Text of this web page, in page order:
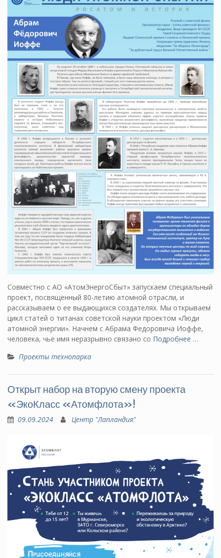
Совместно с АО «АтомЭнергоСбыт» запускаем специальный
проект, посвященный 80-летию атомной отрасли, и
рассказываем о ее выдающихся создателях. Мы открываем
цикл статей о титанах советской науки проектом «Люди
атомной энергии». Начнем с Абрама Федоровича Иоффе,
человека, чье имя неразрывно связано со Подробнее …
Проекты технопарка
Открыт набор на вторую смену проекта
«ЭкоКласс «Атомфлота»!
09.09.2024 Центр "Лапландия"